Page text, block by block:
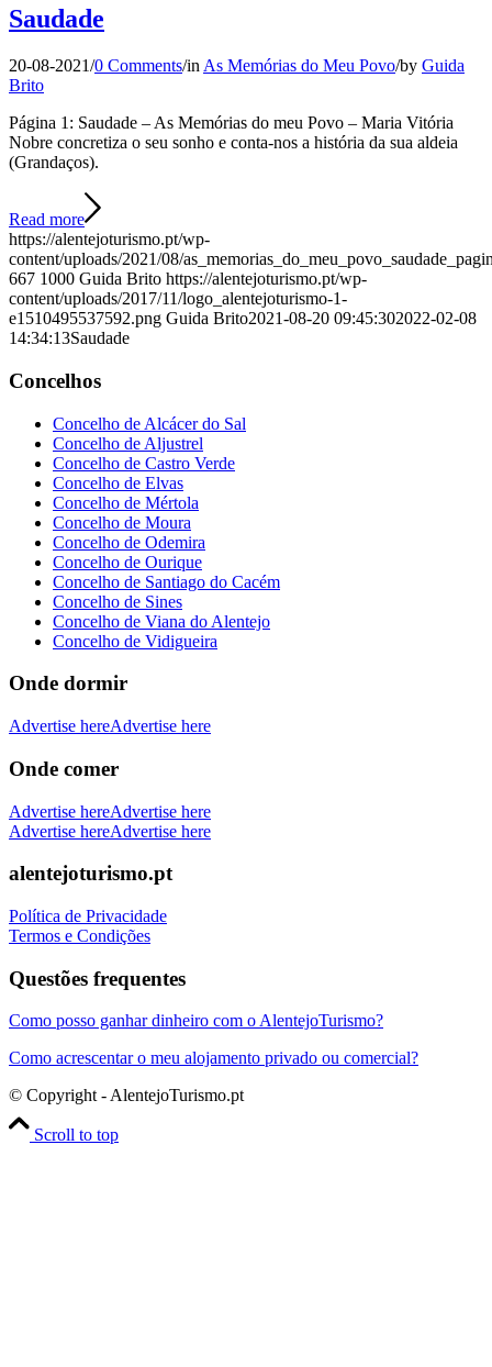
Saudade
20-08-2021/0 Comments/in As Memórias do Meu Povo/by Guida
Brito
Página 1: Saudade – As Memórias do meu Povo – Maria Vitória
Nobre concretiza o seu sonho e conta-nos a história da sua aldeia
(Grandaços).
Read more
https://alentejoturismo.pt/wp-
content/uploads/2021/08/
667 1000 Guida Brito https://alentejoturismo.pt/wp-
content/uploads/2017/11/logo_alentejoturismo-1-
e1510495537592.png Guida Brito2021-08-20 09:45:302022-02-08
14:34:13Saudade
Concelhos
Concelho de Alcácer do Sal
Concelho de Aljustrel
Concelho de Castro Verde
Concelho de Elvas
Concelho de Mértola
Concelho de Moura
Concelho de Odemira
Concelho de Ourique
Concelho de Santiago do Cacém
Concelho de Sines
Concelho de Viana do Alentejo
Concelho de Vidigueira
Onde dormir
Advertise hereAdvertise here
Onde comer
Advertise hereAdvertise here
Advertise hereAdvertise here
alentejoturismo.pt
Política de Privacidade
Termos e Condições
Questões frequentes
Como posso ganhar dinheiro com o AlentejoTurismo?
Como acrescentar o meu alojamento privado ou comercial?
© Copyright - AlentejoTurismo.pt
Scroll to top